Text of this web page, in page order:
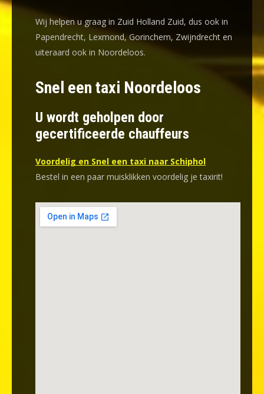
Wij helpen u graag in Zuid Holland Zuid, dus ook in
Papendrecht, Lexmond, Gorinchem, Zwijndrecht en
uiteraard ook in Noordeloos.
Snel een taxi Noordeloos
U wordt geholpen door
gecertificeerde chauffeurs
Voordelig en Snel een taxi naar Schiphol
Bestel in een paar muisklikken voordelig je taxirit!